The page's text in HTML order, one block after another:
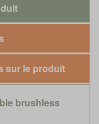
sur le produit
brushless